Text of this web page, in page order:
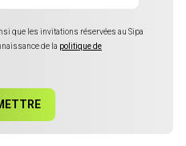
que les invitations réservées au Sipa
de la politique de